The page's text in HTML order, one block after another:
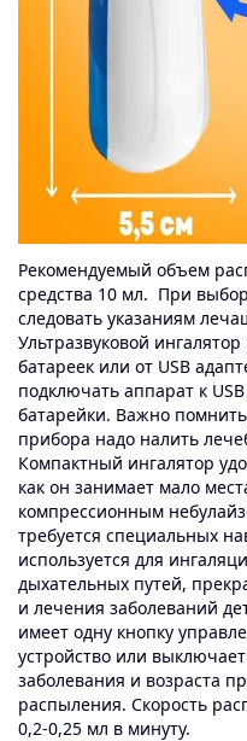
Рекомендуемый объем
средства 10 мл. При
следовать указаниям
Ультразвуковой
батареек или от USB
подключать аппарат к
батарейки. Важно
прибора надо налить
Компактный ингалятор
как он занимает мало
компрессионным
требуется специальных
используется для
дыхательных путей,
и лечения заболеваний
имеет одну кнопку
устройство или
заболевания и возраста
распыления. Скорость
0,2-0,25 мл в минуту.